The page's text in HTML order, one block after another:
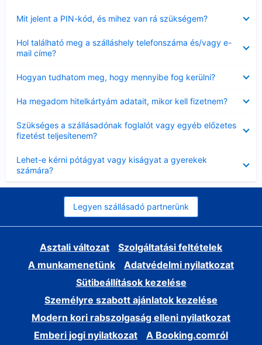
Mit jelent a PIN-kód, és mihez van rá szükségem?
Hol található meg a szálláshely telefonszáma és/vagy e-
mail címe?
Hogyan tudhatom meg, hogy mennyibe fog kerülni?
Ha megadom hitelkártyám adatait, mikor kell fizetnem?
Szükséges a szállásadónak foglalót vagy egyéb előzetes
fizetést teljesítenem?
Lehet-e kérni pótágyat vagy kiságyat a gyerekek
számára?
Legyen szállásadó partnerünk
Asztali változat
Szolgáltatási feltételek
A munkamenetünk
Adatvédelmi nyilatkozat
Sütibeállítások kezelése
Személyre szabott ajánlatok kezelése
Modern kori rabszolgaság elleni nyilatkozat
Emberi jogi nyilatkozat
A Booking.comról